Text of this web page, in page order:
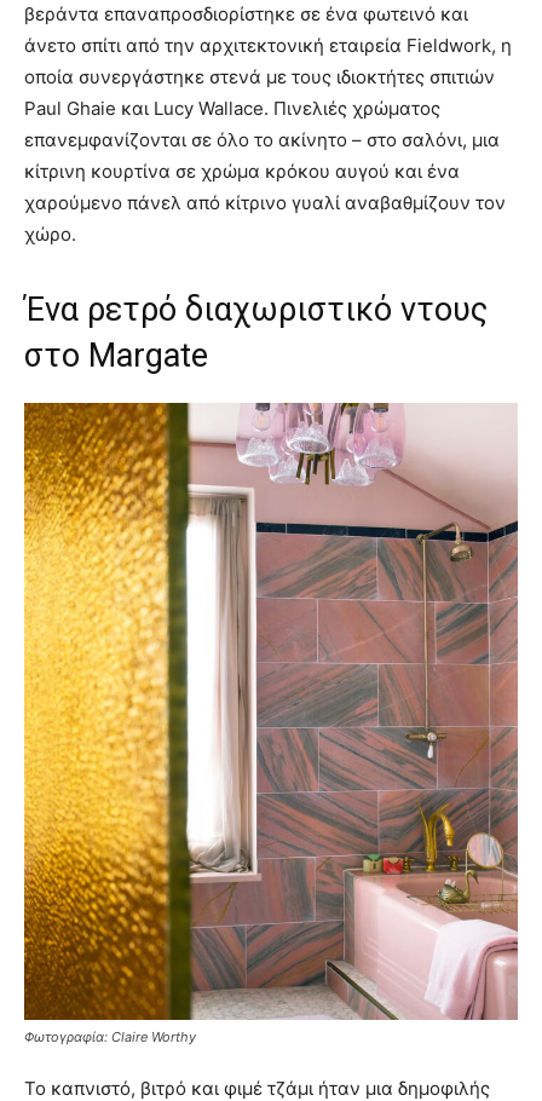
βεράντα επαναπροσδιορίστηκε σε ένα φωτεινό και
άνετο σπίτι από την αρχιτεκτονική εταιρεία Fieldwork, η
οποία συνεργάστηκε στενά με τους ιδιοκτήτες σπιτιών
Paul Ghaie και Lucy Wallace. Πινελιές χρώματος
επανεμφανίζονται σε όλο το ακίνητο – στο σαλόνι, μια
κίτρινη κουρτίνα σε χρώμα κρόκου αυγού και ένα
χαρούμενο πάνελ από κίτρινο γυαλί αναβαθμίζουν τον
χώρο.
Ένα ρετρό διαχωριστικό ντους
στο Margate
Φωτογραφία: Claire Worthy
Το καπνιστό, βιτρό και φιμέ τζάμι ήταν μια δημοφιλής